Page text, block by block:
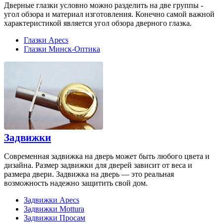
Дверные глазки условно можно разделить на две группы -
угол обзора и материал изготовления. Конечно самой важной
характеристикой является угол обзора дверного глазка.
Глазки Apecs
Глазки Минск-Оптика
Задвижки
Современная задвижка на дверь может быть любого цвета и
дизайна. Размер задвижки для дверей зависит от веса и
размера двери. Задвижка на дверь — это реальная
возможность надежно защитить свой дом.
Задвижки Apecs
Задвижки Mottura
Задвижки Просам